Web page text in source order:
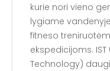
kurie nori vieno
lygiame
fitneso
ekspedicijoms.
Technology)